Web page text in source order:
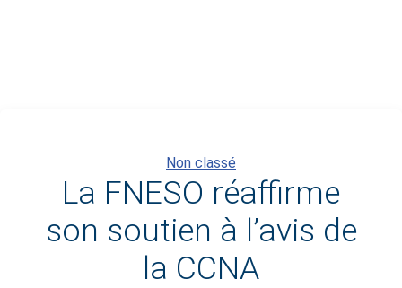
Catégories
Non classé
La FNESO réaffirme
son soutien à l’avis de
la CCNA